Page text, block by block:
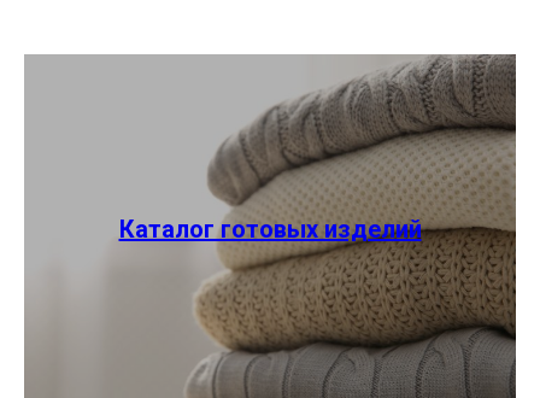
Каталог готовых изделий